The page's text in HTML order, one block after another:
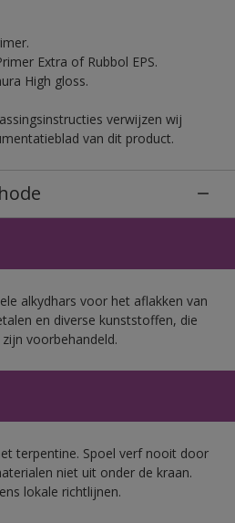
Extra of Rubbol EPS.
High gloss.
verwijzen wij
van dit product.
alkydhars voor het aflakken van
en diverse kunststoffen, die
voorbehandeld.
terpentine. Spoel verf nooit door
niet uit onder de kraan.
lokale richtlijnen.